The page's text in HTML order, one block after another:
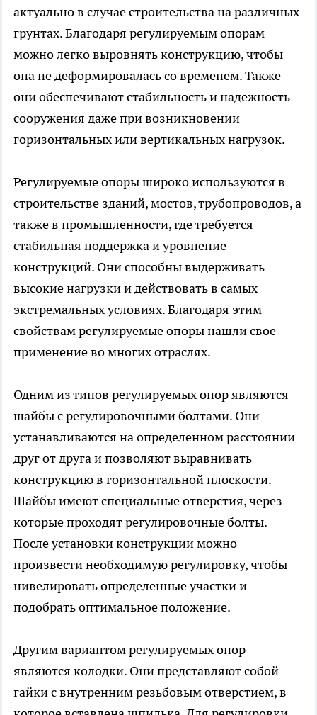
актуально в случае строительства на различных
грунтах. Благодаря регулируемым опорам
можно легко выровнять конструкцию, чтобы
она не деформировалась со временем. Также
они обеспечивают стабильность и надежность
сооружения даже при возникновении
горизонтальных или вертикальных нагрузок.
Регулируемые опоры широко используются в
строительстве зданий, мостов, трубопроводов, а
также в промышленности, где требуется
стабильная поддержка и уровнение
конструкций. Они способны выдерживать
высокие нагрузки и действовать в самых
экстремальных условиях. Благодаря этим
свойствам регулируемые опоры нашли свое
применение во многих отраслях.
Одним из типов регулируемых опор являются
шайбы с регулировочными болтами. Они
устанавливаются на определенном расстоянии
друг от друга и позволяют выравнивать
конструкцию в горизонтальной плоскости.
Шайбы имеют специальные отверстия, через
которые проходят регулировочные болты.
После установки конструкции можно
произвести необходимую регулировку, чтобы
нивелировать определенные участки и
подобрать оптимальное положение.
Другим вариантом регулируемых опор
являются колодки. Они представляют собой
гайки с внутренним резьбовым отверстием, в